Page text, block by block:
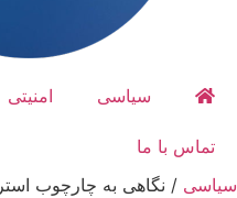
سیاسی امنیتی
تماس با ما
سیاسی / نگاهی به چارچوب